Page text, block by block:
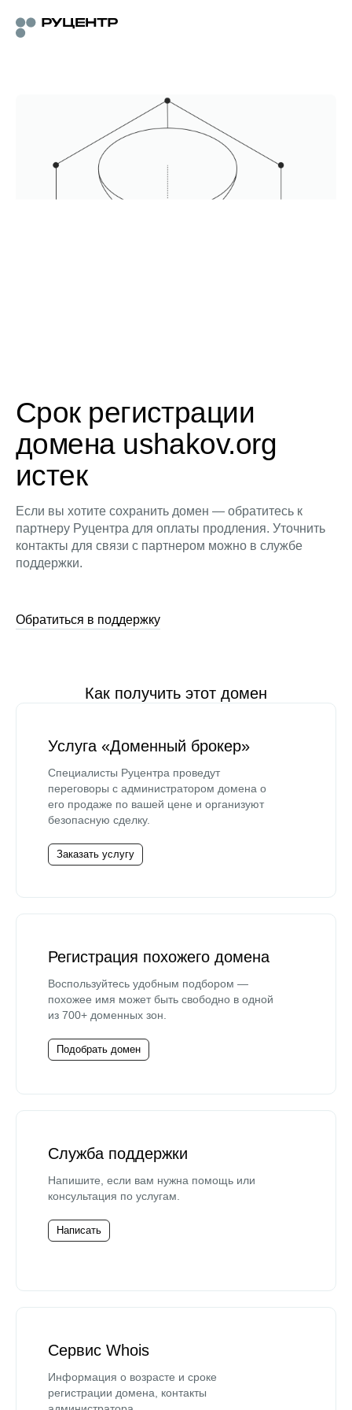
Срок регистрации
домена ushakov.org
истек
Если вы хотите сохранить домен — обратитесь к
партнеру Руцентра для оплаты продления. Уточнить
контакты для связи с партнером можно в службе
поддержки.
Обратиться в поддержку
Как получить этот домен
Услуга «Доменный брокер»
Специалисты Руцентра проведут
переговоры с администратором домена о
его продаже по вашей цене и организуют
безопасную сделку.
Заказать услугу
Регистрация похожего домена
Воспользуйтесь удобным подбором —
похожее имя может быть свободно в одной
из 700+ доменных зон.
Подобрать домен
Служба поддержки
Напишите, если вам нужна помощь или
консультация по услугам.
Написать
Сервис Whois
Информация о возрасте и сроке
регистрации домена, контакты